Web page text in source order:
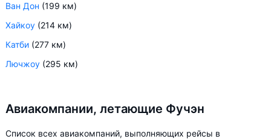
Ван Дон (199 км)
Хайкоу (214 км)
Катби (277 км)
Лючжоу (295 км)
Авиакомпании, летающие Фучэн
Список всех авиакомпаний, выполняющих рейсы в